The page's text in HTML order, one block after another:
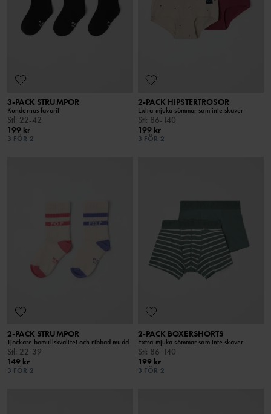
3-PACK STRUMPOR
Kundernas favorit
Stl: 22-42
199 kr
3 FÖR 2
2-PACK HIPSTERTROSOR
Extra mjuka sömmar som inte skaver
Stl: 86-140
199 kr
3 FÖR 2
2-PACK STRUMPOR
Tjockare bomullskvalitet och ribbad mudd
Stl: 22-39
149 kr
3 FÖR 2
2-PACK BOXERSHORTS
Extra mjuka sömmar som inte skaver
Stl: 86-140
199 kr
3 FÖR 2